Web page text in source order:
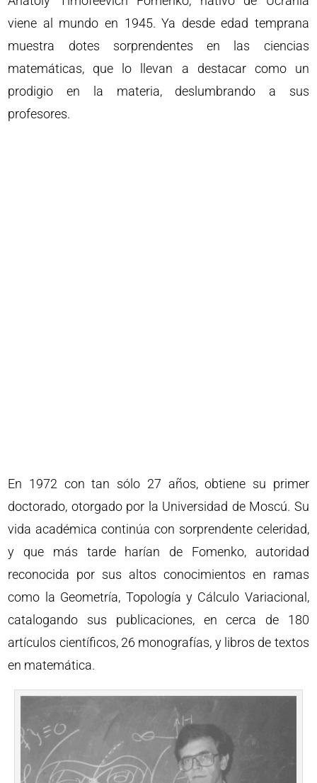
viene al mundo en 1945. Ya desde edad temprana
muestra dotes sorprendentes en las ciencias
matemáticas, que lo llevan a destacar como un
prodigio en la materia, deslumbrando a sus
profesores.
En 1972 con tan sólo 27 años, obtiene su primer
doctorado, otorgado por la Universidad de Moscú. Su
vida académica continúa con sorprendente celeridad,
y que más tarde harían de Fomenko, autoridad
reconocida por sus altos conocimientos en ramas
como la Geometría, Topología y Cálculo Variacional,
catalogando sus publicaciones, en cerca de 180
artículos científicos, 26 monografías, y libros de textos
en matemática.